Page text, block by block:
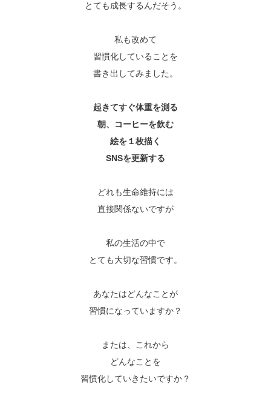
とても成長するんだそう。
私も改めて
習慣化していることを
書き出してみました。
起きてすぐ体重を測る
朝、コーヒーを飲む
絵を１枚描く
SNSを更新する
どれも生命維持には
直接関係ないですが
私の生活の中で
とても大切な習慣です。
あなたはどんなことが
習慣になっていますか？
または、これから
どんなことを
習慣化していきたいですか？